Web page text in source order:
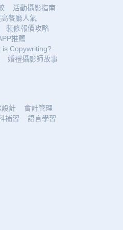
活動攝影指南
餐廳人氣
裝修報價攻略
推薦
is Copywriting?
婚禮攝影師故事
設計
會計管理
補習
語言學習